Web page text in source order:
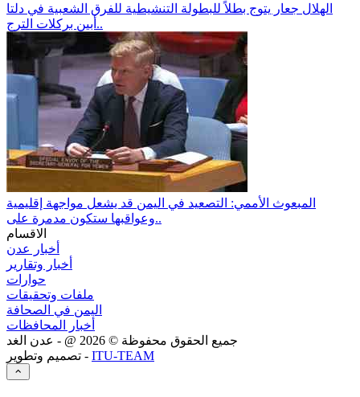
الهلال جعار يتوج بطلاً للبطولة التنشيطية للفرق الشعبية في دلتا
أبين بركلات الترج..
المبعوث الأممي: التصعيد في اليمن قد يشعل مواجهة إقليمية
وعواقبها ستكون مدمرة على..
الاقسام
أخبار عدن
أخبار وتقارير
حوارات
ملفات وتحقيقات
اليمن في الصحافة
أخبار المحافظات
جميع الحقوق محفوظة © 2026 @ - عدن الغد
تصميم وتطوير - ITU-TEAM